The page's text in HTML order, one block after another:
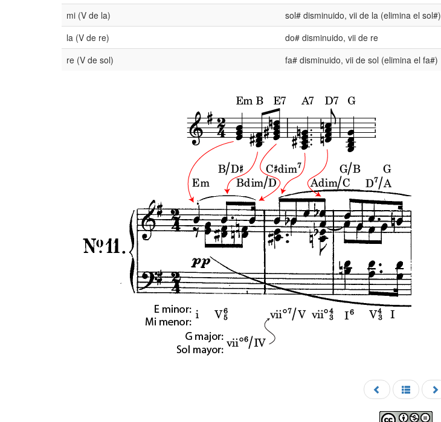
mi (V de la)
sol# disminuido, vii de la (elimina el sol#)
la (V de re)
do# disminuido, vii de re
re (V de sol)
fa# disminuido, vii de sol (elimina el fa#)